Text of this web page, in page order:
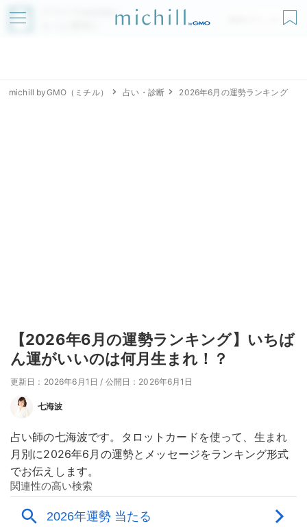
アプリでmichillが
無料ダウンロード
michill byGMO（ミチル） 占い・診断 2026年6月の運勢ランキング
【2026年6月の運勢ランキング】いちば
ん運がいいのは何月生まれ！？
更新日：2026年6月1日 / 公開日：2026年6月1日
七海波
占い師の七海波です。タロットカードを使って、生まれ
月別に2026年6月の運勢とメッセージをランキング形式
でお伝えします。